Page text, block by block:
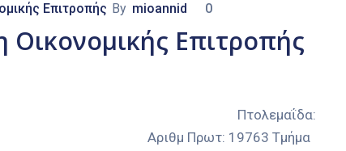
Επιτροπής By mioannid 0
Επιτροπής
ΚΟΖΑΝΗΣ Πτολεμαΐδα:
Αριθμ Πρωτ: 19763 Τμήμα